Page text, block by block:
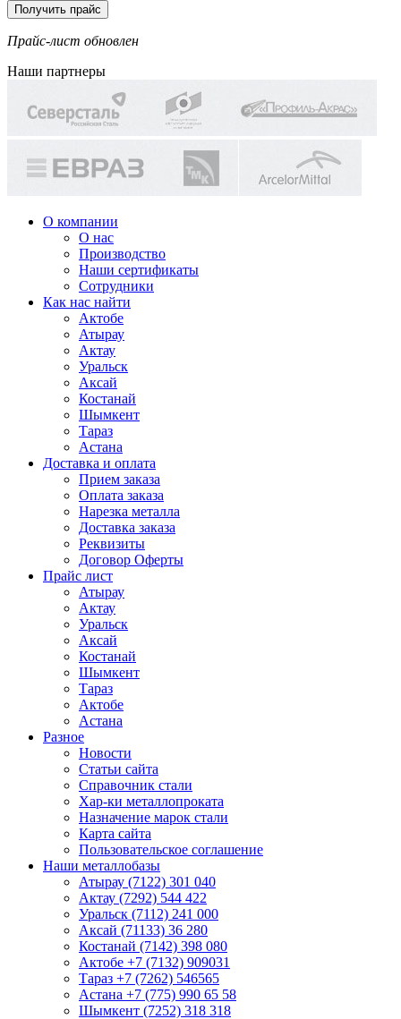
Прайс-лист обновлен
Наши партнеры
О компании
О нас
Производство
Наши сертификаты
Сотрудники
Как нас найти
Актобе
Атырау
Актау
Уральск
Аксай
Костанай
Шымкент
Тараз
Астана
Доставка и оплата
Прием заказа
Оплата заказа
Нарезка металла
Доставка заказа
Реквизиты
Договор Оферты
Прайс лист
Атырау
Актау
Уральск
Аксай
Костанай
Шымкент
Тараз
Актобе
Астана
Разное
Новости
Статьи сайта
Справочник стали
Хар-ки металлопроката
Назначение марок стали
Карта сайта
Пользовательское соглашение
Наши металлобазы
Атырау (7122) 301 040
Актау (7292) 544 422
Уральск (7112) 241 000
Аксай (71133) 36 280
Костанай (7142) 398 080
Актобе +7 (7132) 909031
Тараз +7 (7262) 546565
Астана +7 (775) 990 65 58
Шымкент (7252) 318 318